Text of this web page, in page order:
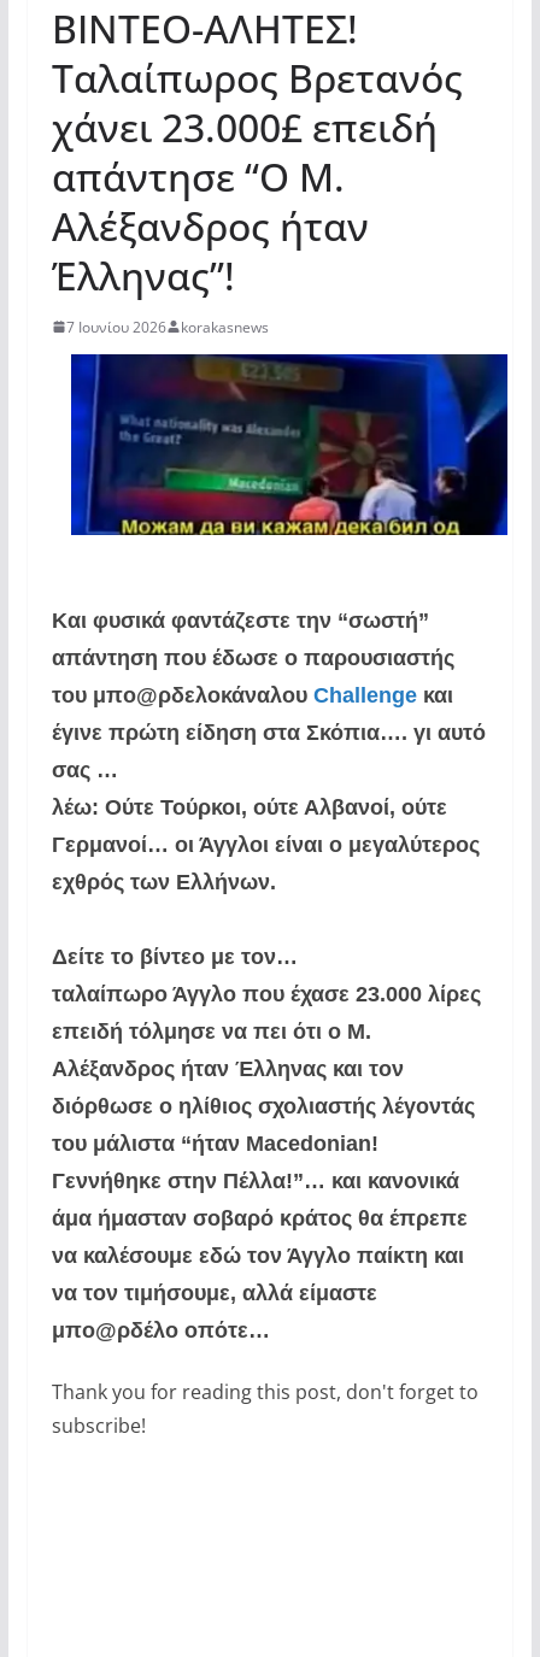
ΒΙΝΤΕΟ-ΑΛΗΤΕΣ!
Ταλαίπωρος Βρετανός
χάνει 23.000£ επειδή
απάντησε “Ο Μ.
Αλέξανδρος ήταν
Έλληνας”!
7 Ιουνίου 2026 korakasnews
Και φυσικά φαντάζεστε την “σωστή”
απάντηση που έδωσε ο παρουσιαστής
του μπο@ρδελοκάναλου Challengeκαι
έγινε πρώτη είδηση στα Σκόπια…. γι αυτό
σας …
λέω: Ούτε Τούρκοι, ούτε Αλβανοί, ούτε
Γερμανοί… οι Άγγλοι είναι ο μεγαλύτερος
εχθρόςτων Ελλήνων.
Δείτε το βίντεο με τον…
ταλαίπωρο Άγγλο που έχασε 23.000 λίρες
επειδή τόλμησε να πει ότι ο Μ.
Αλέξανδρος ήταν Έλληνας και τον
διόρθωσε ο ηλίθιος σχολιαστής λέγοντάς
του μάλιστα “ήταν Macedonian!
Γεννήθηκε στην Πέλλα!”… και κανονικά
άμα ήμασταν σοβαρό κράτος θα έπρεπε
να καλέσουμε εδώ τον Άγγλο παίκτη και
να τον τιμήσουμε, αλλά είμαστε
μπο@ρδέλο οπότε…
Thank you for reading this post, don't forget to
subscribe!